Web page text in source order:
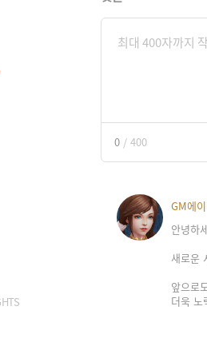
0 / 400
GM에
안녕하
새로운
앞으로
더욱 노